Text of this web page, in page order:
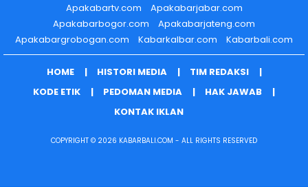
Apakabartv.com
Apakabarjabar.com
Apakabarbogor.com
Apakabarjateng.com
Apakabargrobogan.com
Kabarkalbar.com Kabarbali.com
HOME HISTORI MEDIA
TIM REDAKSI
KODE ETIK
PEDOMAN MEDIA
HAK JAWAB
KONTAK IKLAN
COPYRIGHT © 2026 KABARBALI.COM - ALL RIGHTS RESERVED